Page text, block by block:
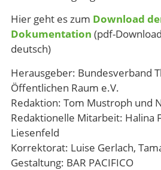
Hier geht es zum Download
Dokumentation (pdf-
deutsch)
Herausgeber: Bundesverband
Öffentlichen Raum e.V.
Redaktion: Tom Mustroph und
Redaktionelle Mitarbeit: Halina
Liesenfeld
Korrektorat: Luise Gerlach,
Gestaltung: BAR PACIFICO